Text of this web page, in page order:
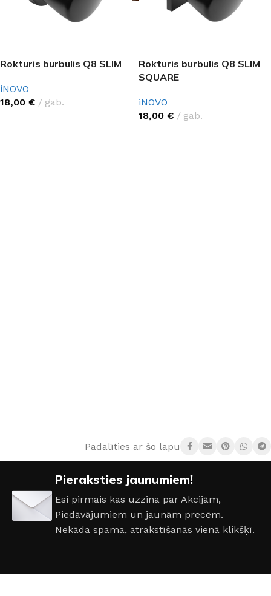
Rokturis burbulis Q8 SLIM
iNOVO
18,00 € gab.
Rokturis burbulis Q8 SLIM
SQUARE
iNOVO
18,00 € gab.
Padalīties ar šo lapu:
Pieraksties jaunumiem!
Esi pirmais kas uzzina par Akcijām,
Piedāvājumiem un jaunām precēm.
Nekāda spama, atrakstīšanās vienā klikšķī.